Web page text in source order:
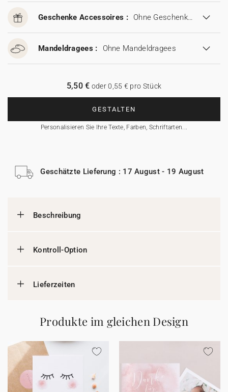
Geschenke Accessoires : Ohne Geschenke Accessoires
Mandeldragees : Ohne Mandeldragees
GESTALTEN
Personalisieren Sie Ihre Texte, Farben, Schriftarten...
5,50 € oder 0,55 € pro Stück
Geschätzte Lieferung : 17 August - 19 August
Beschreibung
Kontroll-Option
Lieferzeiten
Produkte im gleichen Design